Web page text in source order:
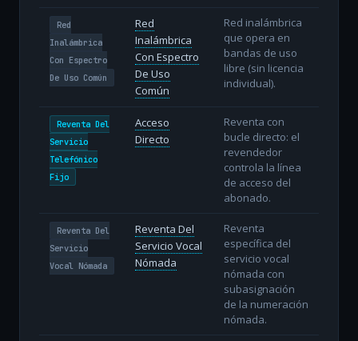
Red
Inalámbrica
Con Espectro
De Uso Común
Red
Inalámbrica
Con Espectro
De Uso
Común
Red inalámbrica
que opera en
bandas de uso
libre (sin licencia
individual).
Reventa Del
Servicio
Telefónico
Fijo
Acceso
Directo
Reventa con
bucle directo: el
revendedor
controla la línea
de acceso del
abonado.
Reventa Del
Servicio
Vocal Nómada
Reventa Del
Servicio Vocal
Nómada
Reventa
específica del
servicio vocal
nómada con
subasignación
de la numeración
nómada.